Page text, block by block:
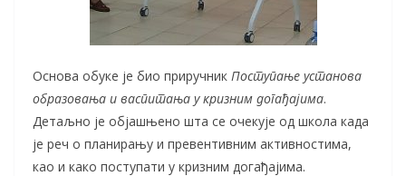
Основа обуке је био приручник Поступање установа
образовања и васпитања у кризним догађајима.
Детаљно је објашњено шта се очекује од школа када
је реч о планирању и превентивним активностима,
као и како поступати у кризним догађајима.